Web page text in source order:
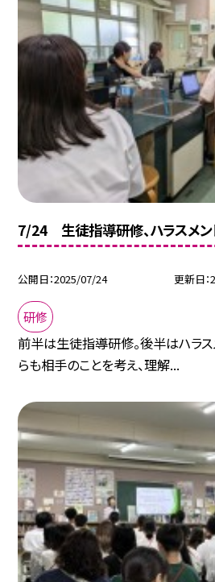
7/24 生徒指導研修、ハラスメン
公開日 2025/07/24 更新日
研修
前半は生徒指導研修。後半はハラス
らも相手のことを考え、理解...